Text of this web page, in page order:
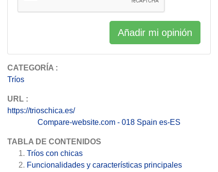
CATEGORÍA :
Tríos
URL :
https://trioschica.es/
Compare-website.com - 018 Spain es-ES
TABLA DE CONTENIDOS
Tríos con chicas
Funcionalidades y características principales
Añadir mi opinión